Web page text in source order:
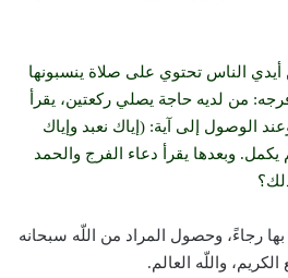
أيدي الناس تحتوي على صلاة ينسبونها
من لديه حاجة يصلي ركعتين، يقرأ
الوصول إلى آية: (إياك نعبد وإياك
100 مرة، ثم يكمل. وبعدها يقرأ دعاء الفرج والحمد
بها رجاءً، وحصول المراد من اللّه سبحانه
واللّه العالم.